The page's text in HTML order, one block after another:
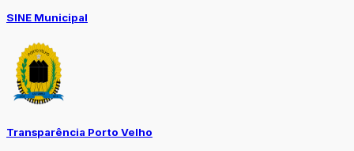
SINE Municipal
Transparência Porto Velho